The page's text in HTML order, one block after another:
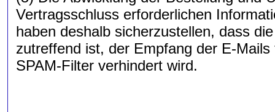
Vertragsschluss erforderlichen
haben deshalb sicherzustellen, dass
zutreffend ist, der Empfang der E-
SPAM-Filter verhindert wird.